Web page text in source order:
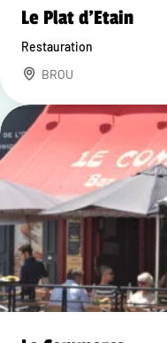
Le Plat d'Etain
Restauration
BROU